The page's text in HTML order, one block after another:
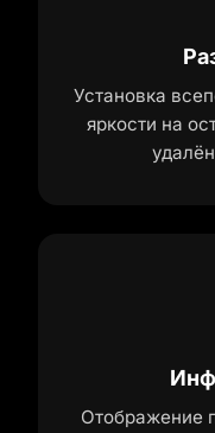
Установка
яркости на
Отображение